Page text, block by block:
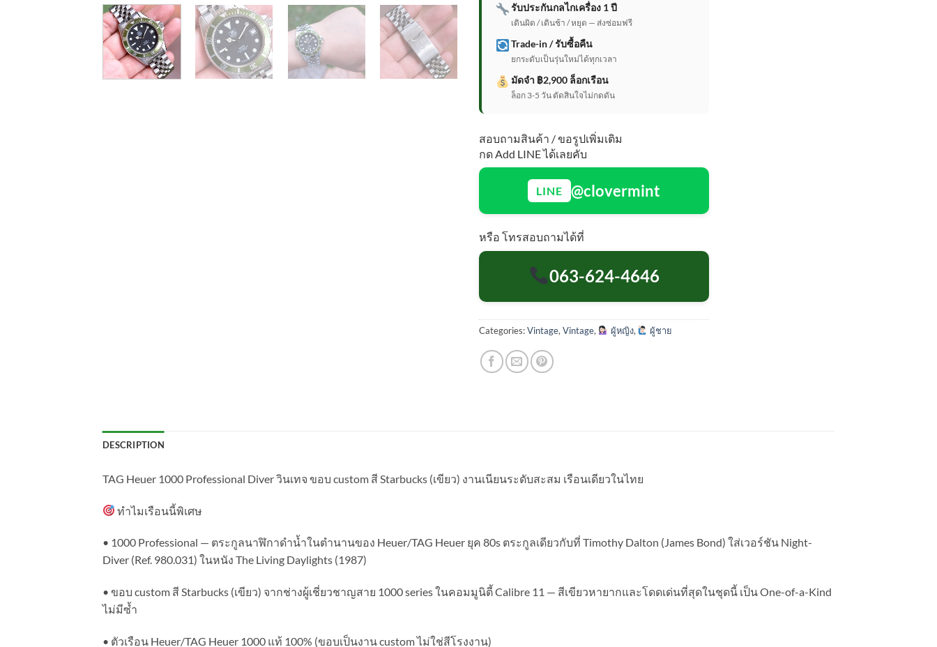
รับประกันกลไกเครื่อง 1 ปี
เดินผิด / เดินช้า / หยุด — ส่งซ่อมฟรี
Trade-in / รับซื้อคืน
ยกระดับเป็นรุ่นใหม่ได้ทุกเวลา
มัดจำ ฿2,900 ล็อกเรือน
ล็อก 3-5 วัน ตัดสินใจไม่กดดัน
สอบถามสินค้า / ขอรูปเพิ่มเติม
กด Add LINE ได้เลยคับ
LINE @clovermint
หรือ โทรสอบถามได้ที่
063-624-4646
Categories:Vintage, Vintage, ผู้หญิง, ผู้ชาย
DESCRIPTION
TAG Heuer 1000 Professional Diver วินเทจ ขอบ custom สี Starbucks (เขียว) งานเนียนระดับสะสม เรือนเดียวในไทย
ทำไมเรือนนี้พิเศษ
• 1000 Professional — ตระกูลนาฬิกาดำน้ำในตำนานของ Heuer/TAG Heuer ยุค 80s ตระกูลเดียวกับที่ Timothy Dalton (James Bond) ใส่เวอร์ชัน Night-
Diver (Ref. 980.031) ในหนัง The Living Daylights (1987)
• ขอบ custom สี Starbucks (เขียว) จากช่างผู้เชี่ยวชาญสาย 1000 series ในคอมมูนิตี้ Calibre 11 — สีเขียวหายากและโดดเด่นที่สุดในชุดนี้ เป็น One-of-a-Kind
ไม่มีซ้ำ
• ตัวเรือน Heuer/TAG Heuer 1000 แท้ 100% (ขอบเป็นงาน custom ไม่ใช่สีโรงงาน)